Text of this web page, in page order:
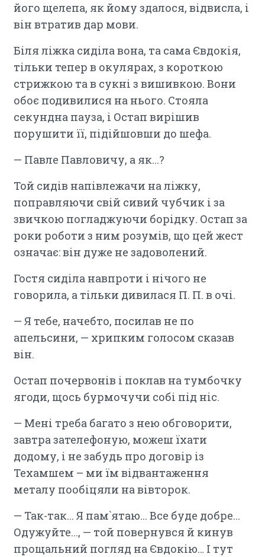
його щелепа, як йому здалося, відвисла, і
він втратив дар мови.
Біля ліжка сиділа вона, та сама Євдокія,
тільки тепер в окулярах, з короткою
стрижкою та в сукні з вишивкою. Вони
обоє подивилися на нього. Стояла
секундна пауза, і Остап вирішив
порушити її, підійшовши до шефа.
— Павле Павловичу, а як...?
Той сидів напівлежачи на ліжку,
поправляючи свій сивий чубчик і за
звичкою погладжуючи борідку. Остап за
роки роботи з ним розумів, що цей жест
означає: він дуже не задоволений.
Гостя сиділа навпроти і нічого не
говорила, а тільки дивилася П. П. в очі.
— Я тебе, начебто, посилав не по
апельсини, — хрипким голосом сказав
він.
Остап почервонів і поклав на тумбочку
ягоди, щось бурмочучи собі під ніс.
— Мені треба багато з нею обговорити,
завтра зателефоную, можеш їхати
додому, і не забудь про договір із
Техамшем – ми їм відвантаження
металу пообіцяли на вівторок.
— Так-так... Я пам`ятаю... Все буде добре...
Одужуйте..., — той повернувся й кинув
прощальний погляд на Євдокію… І тут